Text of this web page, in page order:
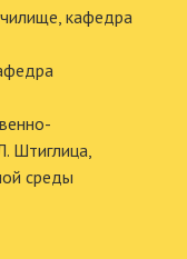
кафедра
Штиглица,
среды